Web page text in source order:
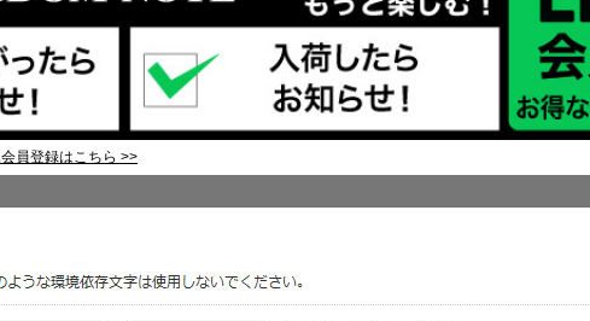
員登録はこちら >>